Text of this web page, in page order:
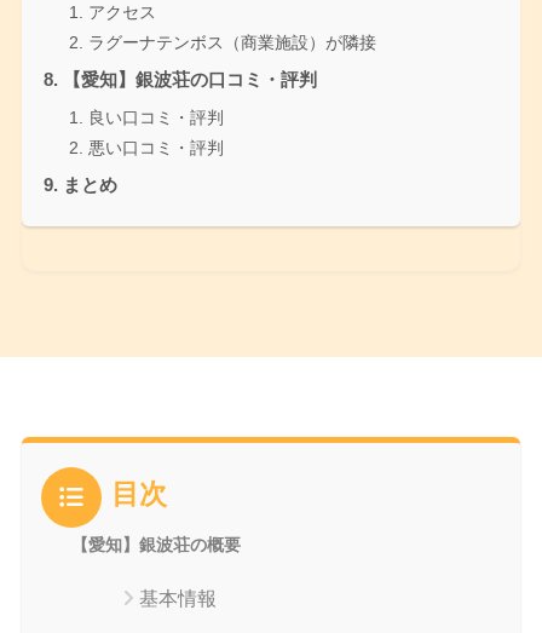
アクセス
ラグーナテンボス（商業施設）が隣接
【愛知】銀波荘の口コミ・評判
良い口コミ・評判
悪い口コミ・評判
まとめ
目次
【愛知】銀波荘の概要
基本情報